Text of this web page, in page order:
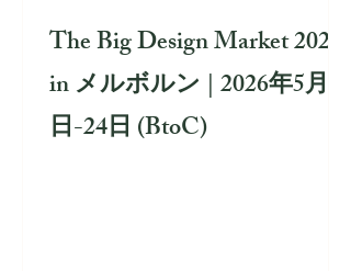
The Big Design Market 2026
in メルボルン | 2026年5月22
日-24日 (BtoC)